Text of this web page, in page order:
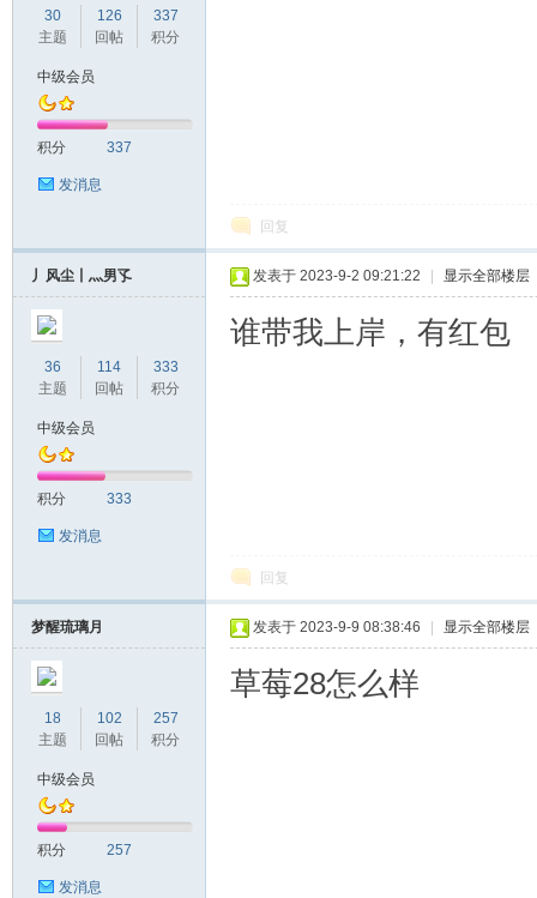
30
主题
126
回帖
337
积分
中级会员
积分 337
发消息
回复
丿风尘丨灬男孓
36
主题
114
回帖
333
积分
中级会员
积分 333
发消息
发表于 2023-9-2 09:21:22 显示全部楼层
谁带我上岸，有红包
回复
梦醒琉璃月
18
主题
102
回帖
257
积分
中级会员
积分 257
发消息
发表于 2023-9-9 08:38:46 显示全部楼层
草莓28怎么样